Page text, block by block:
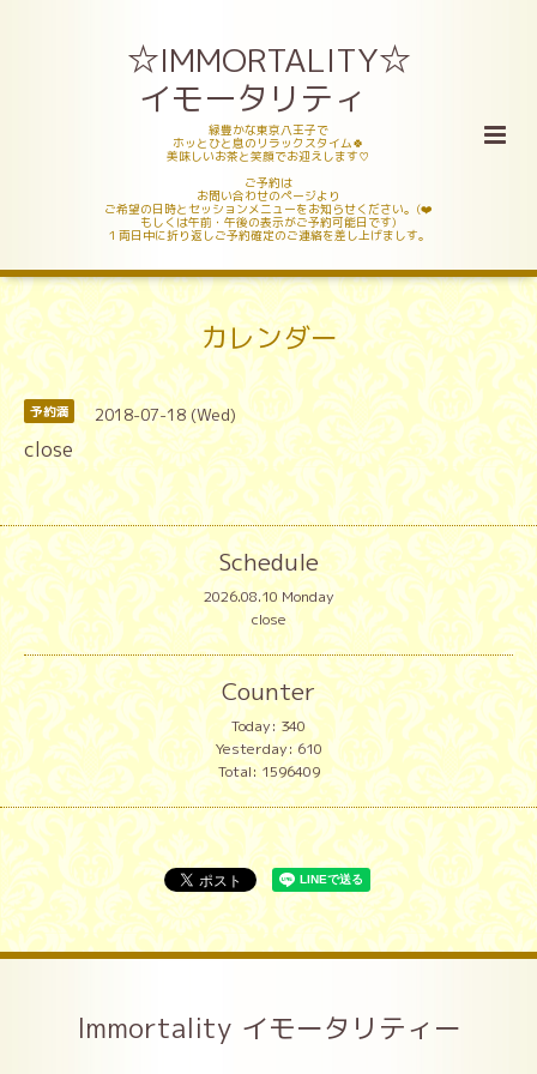
☆IMMORTALITY☆
イモータリティ
緑豊かな東京八王子で
ホッとひと息のリラックスタイム🍀
美味しいお茶と笑顔でお迎えします♡
ご予約は
お問い合わせのページより
ご希望の日時とセッションメニューをお知らせください。(❤️
もしくは午前・午後の表示がご予約可能日です)
１両日中に折り返しご予約確定のご連絡を差し上げましす。
カレンダー
予約満 2018-07-18 (Wed)
close
Schedule
2026.08.10 Monday
close
Counter
Today:340
Yesterday:610
Total:1596409
Immortality イモータリティー